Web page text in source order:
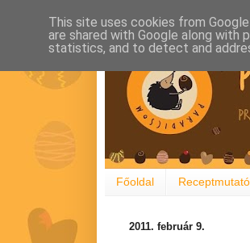
Főoldal Receptmutató
2011. február 9.
This site uses cookies from
are shared with Google along with
statistics, and to detect and